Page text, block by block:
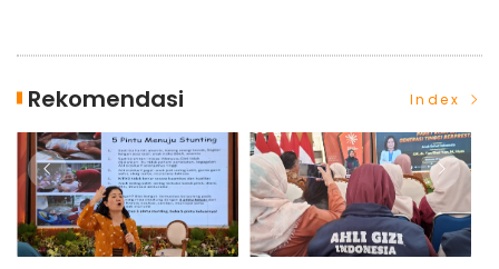
Rekomendasi Index